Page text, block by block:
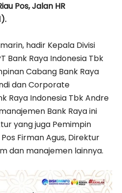
Pos, Jalan HR
hadir Kepala Divisi
Bank Raya Indonesia Tbk
Cabang Bank Raya
dan Corporate
Raya Indonesia Tbk Andre
Bank Raya ini
yang juga Pemimpin
Firman Agus, Direktur
dan manajemen lainnya.